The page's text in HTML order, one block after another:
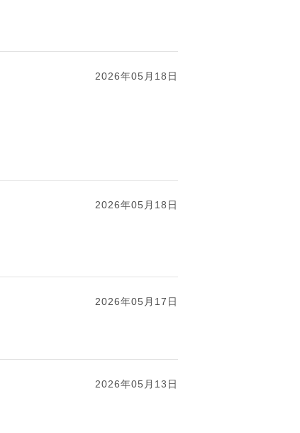
2026年05月18日
2026年05月18日
2026年05月17日
2026年05月13日